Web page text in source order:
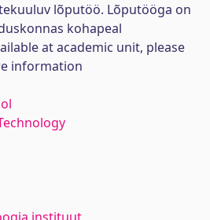
lõputöö. Lõputööga on
kohapeal
at academic unit, please
information